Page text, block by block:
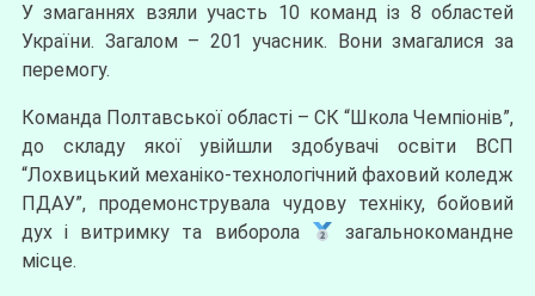
У змаганнях взяли участь 10 команд із 8 областей
України. Загалом – 201 учасник. Вони змагалися за
перемогу.
Команда Полтавської області – СК “Школа Чемпіонів”,
до складу якої увійшли здобувачі освіти ВСП
“Лохвицький механіко-технологічний фаховий коледж
ПДАУ”, продемонструвала чудову техніку, бойовий
дух і витримку та виборола
загальнокомандне
місце.